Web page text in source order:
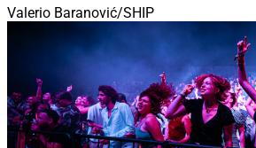
Valerio Baranović/SHIP